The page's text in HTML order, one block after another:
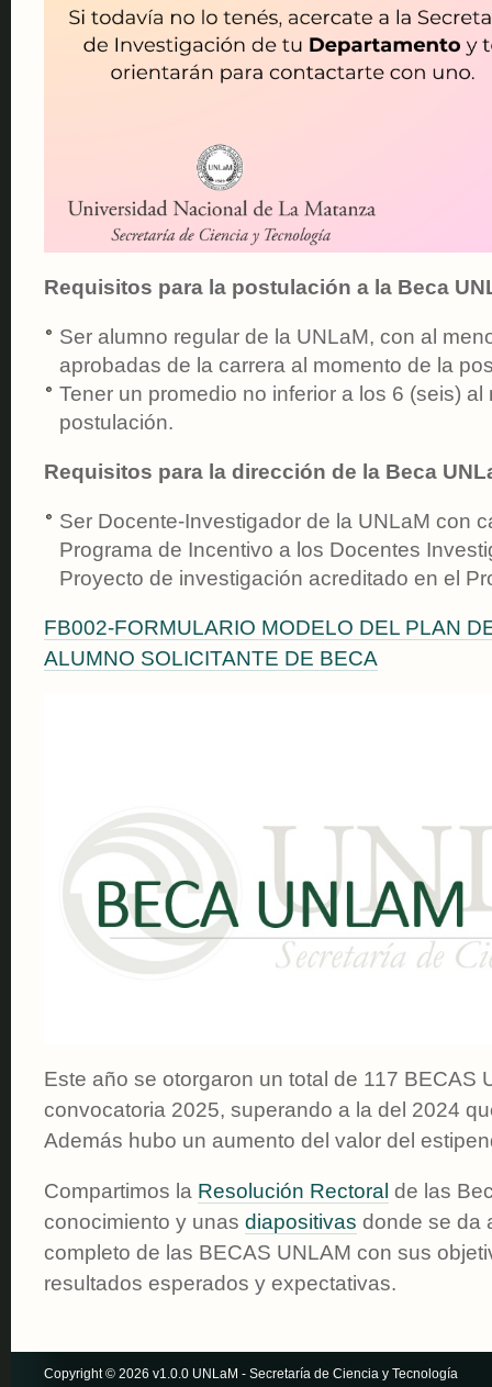
Requisitos para la postulación a la Beca
Ser alumno regular de la UNLaM, con al
aprobadas de la carrera al momento de la
Tener un promedio no inferior a los 6 (seis) al
postulación.
Requisitos para la dirección de la Beca
Ser Docente-Investigador de la UNLaM con
Programa de Incentivo a los Docentes
Proyecto de investigación acreditado en el
FB002-FORMULARIO MODELO DEL PLAN
ALUMNO SOLICITANTE DE BECA
Este año se otorgaron un total de 117 BECAS
convocatoria 2025, superando a la del 2024
Además hubo un aumento del valor del
Compartimos la Resolución Rectoral de las
conocimiento y unas diapositivas donde se da
completo de las BECAS UNLAM con sus
resultados esperados y expectativas.
Copyright © 2026 v1.0.0 UNLaM - Secretaría de Ciencia y Tecnología